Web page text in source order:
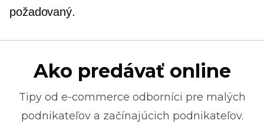
požadovaný.
Ako predávať online
Tipy od e-commerce odborníci pre malých
podnikateľov a začínajúcich podnikateľov.